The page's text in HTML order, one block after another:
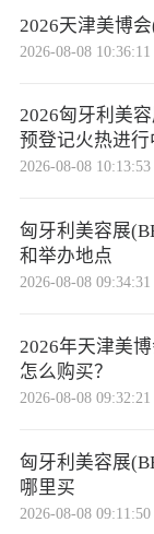
2026天津美博
2026-08-08 10:36:11
2026匈牙利美
预登记火热进行
2026-08-08 10:13:53
匈牙利美容展
和举办地点
2026-08-08 09:34:31
2026年天津美
怎么购买？
2026-08-08 09:32:21
匈牙利美容展
哪里买
2026-08-08 09:11:50